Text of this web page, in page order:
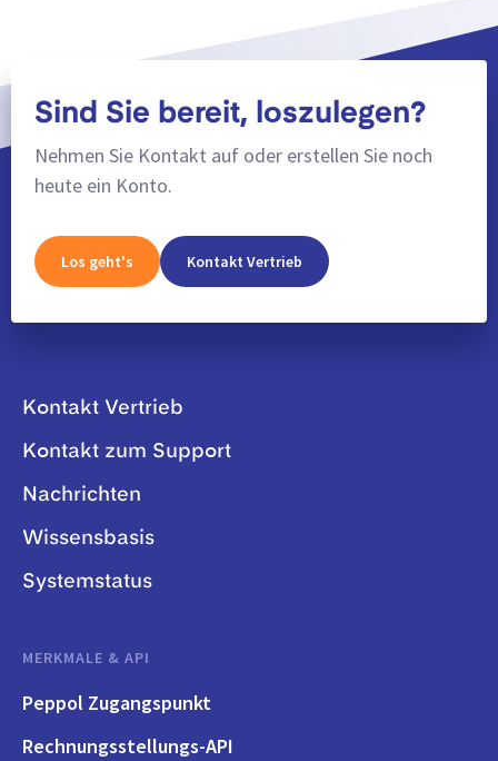
Sind Sie bereit, loszulegen?
Nehmen Sie Kontakt auf oder erstellen Sie noch
heute ein Konto.
Los geht's Kontakt Vertrieb
Kontakt Vertrieb
Kontakt zum Support
Nachrichten
Wissensbasis
Systemstatus
MERKMALE & API
Peppol Zugangspunkt
Rechnungsstellungs-API